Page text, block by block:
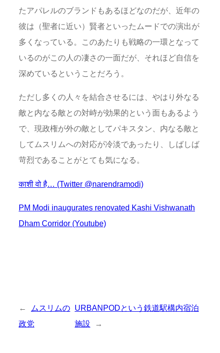
たアパレルのブランドもあるほどなのだが、近年の
彼は（聖者に近い）賢者といったムードでの演出が
多くなっている。このあたりも戦略の一環となって
いるのがこの人の凄さの一面だが、それほど自信を
深めているということだろう。
ただし多くの人々を結合させるには、やはり外なる
敵と内なる敵との対峙が効果的という面もあるよう
で、現政権が外の敵としてパキスタン、内なる敵と
してムスリムへの対応が冷淡であったり、しばしば
苛烈であることがとても気になる。
काशी वो है… (Twitter @narendramodi)
PM Modi inaugurates renovated Kashi Vishwanath
Dham Corridor (Youtube)
←
ムスリムの
政党
URBANPODという鉄道駅構内宿泊
施設
→